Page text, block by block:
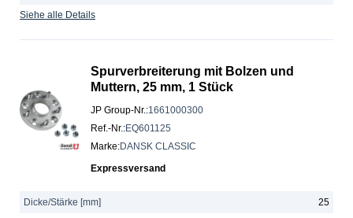
Siehe alle Details
Spurverbreiterung mit Bolzen und
Muttern, 25 mm, 1 Stück
JP Group-Nr.:1661000300
Ref.-Nr.:EQ601125
Marke:DANSK CLASSIC
Expressversand
Dicke/Stärke [mm]
25